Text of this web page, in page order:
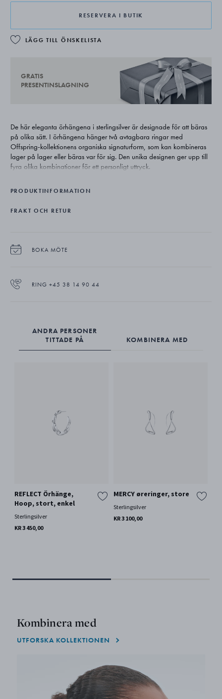
RESERVERA I BUTIK
LÄGG TILL ÖNSKELISTA
GRATIS
PRESENTINSLAGNING
De här eleganta örhängena i sterlingsilver är designade för att bäras
på olika sätt. I örhängena hänger två avtagbara ringar med
Offspring-kollektionens organiska signaturform, som kan kombineras
lager på lager eller bäras var för sig. Den unika designen ger upp till
fyra olika kombinationer för ett personligt uttryck.
PRODUKTINFORMATION
FRAKT OCH RETUR
BOKA MÖTE
RING +45 38 14 90 44
ANDRA PERSONER
TITTADE PÅ
KOMBINERA MED
REFLECT Örhänge,
Hoop, stort, enkel
Sterlingsilver
KR 3 450,00
MERCY øreringer, store
Sterlingsilver
KR 3 100,00
Kombinera med
UTFORSKA KOLLEKTIONEN